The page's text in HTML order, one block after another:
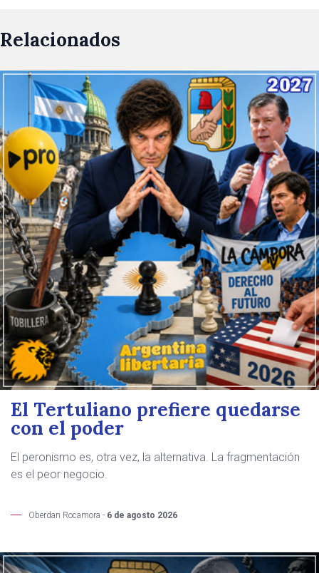
Relacionados
El Tertuliano prefiere quedarse
con el poder
El peronismo es, otra vez, la alternativa. La fragmentación
es el peor negocio.
Oberdan Rocamora - 6 de agosto 2026